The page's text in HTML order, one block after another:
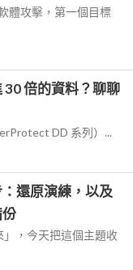
體攻擊，第一個目標
倍的資料？聊聊
DD 系列）...
還原演練，以及
，今天把這個主題收